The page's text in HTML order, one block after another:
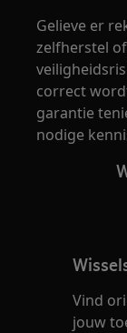
Gelieve er
zelfherstel
correct
garantie
nodige
Vind
jouw